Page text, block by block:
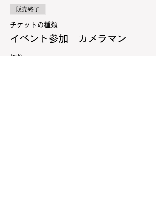
販売終了
チケットの種類
イベント参加 カメラマン
価格